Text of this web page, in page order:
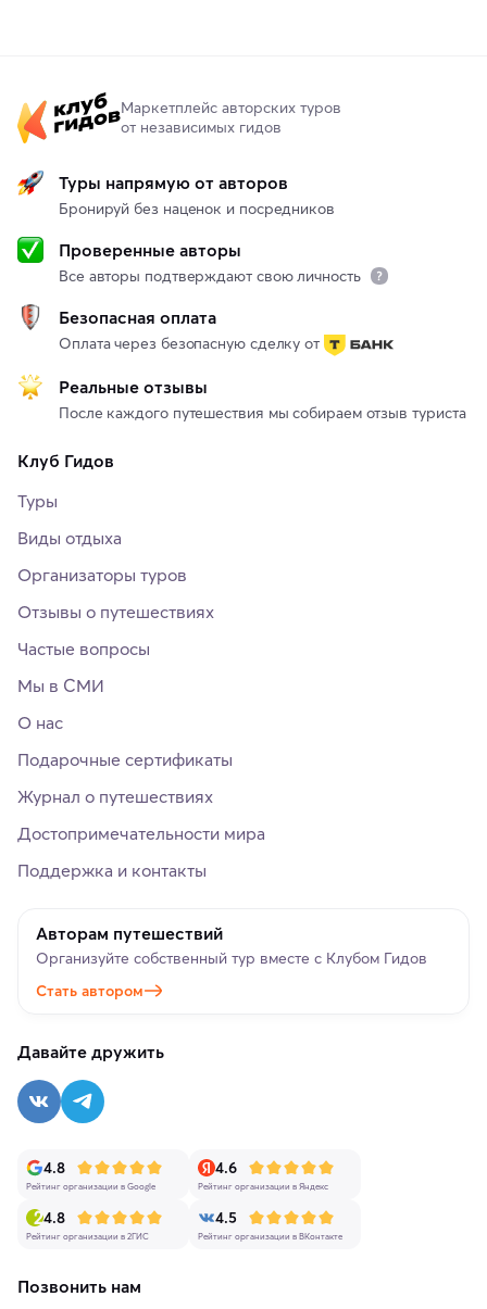
Маркетплейс авторских туров
от независимых гидов
Туры напрямую от авторов
Бронируй без наценок и посредников
Проверенные авторы
Все авторы подтверждают свою личность
Безопасная оплата
Оплата через безопасную сделку от
Реальные отзывы
После каждого путешествия мы собираем отзыв туриста
Клуб Гидов
Туры
Виды отдыха
Организаторы туров
Отзывы о путешествиях
Частые вопросы
Мы в СМИ
О нас
Подарочные сертификаты
Журнал о путешествиях
Достопримечательности мира
Поддержка и контакты
Авторам путешествий
Организуйте собственный тур вместе с Клубом Гидов
Стать автором
Давайте дружить
4.8
Рейтинг организации в Google
4.6
Рейтинг организации в Яндекс
4.8
Рейтинг организации в 2ГИС
4.5
Рейтинг организации в ВКонтакте
Позвонить нам